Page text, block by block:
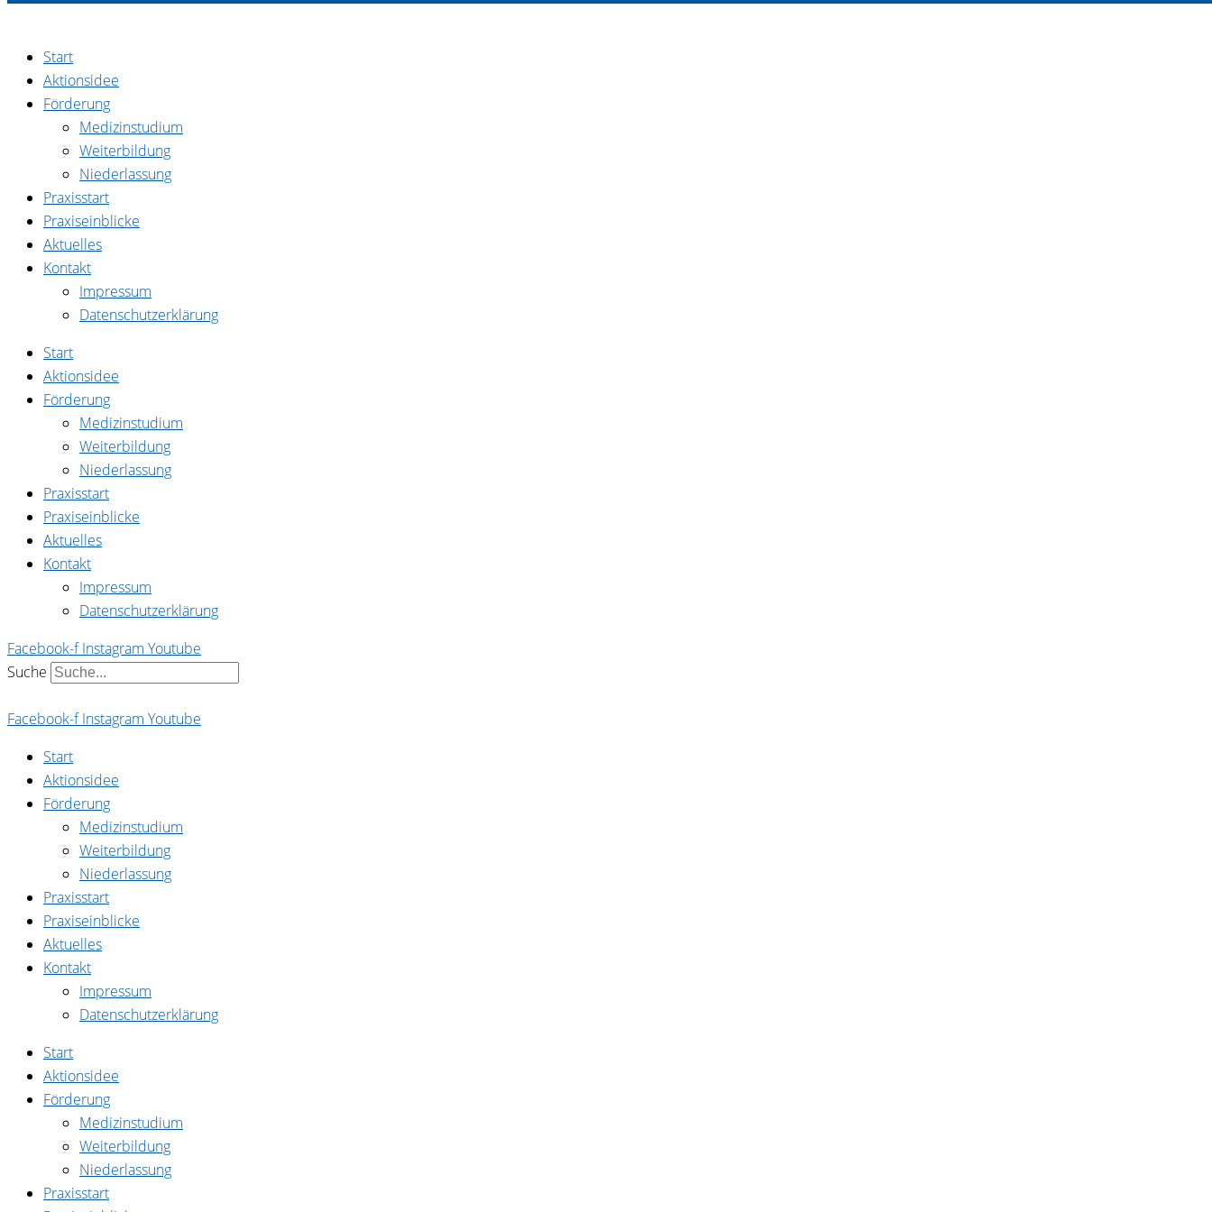
springen
Start
Aktionsidee
Förderung
Medizinstudium
Weiterbildung
Niederlassung
Praxisstart
Praxiseinblicke
Aktuelles
Kontakt
Impressum
Datenschutzerklärung
Start
Aktionsidee
Förderung
Medizinstudium
Weiterbildung
Niederlassung
Praxisstart
Praxiseinblicke
Aktuelles
Kontakt
Impressum
Datenschutzerklärung
Facebook-f Instagram Youtube
Suche
Facebook-f Instagram Youtube
Start
Aktionsidee
Förderung
Medizinstudium
Weiterbildung
Niederlassung
Praxisstart
Praxiseinblicke
Aktuelles
Kontakt
Impressum
Datenschutzerklärung
Start
Aktionsidee
Förderung
Medizinstudium
Weiterbildung
Niederlassung
Praxisstart